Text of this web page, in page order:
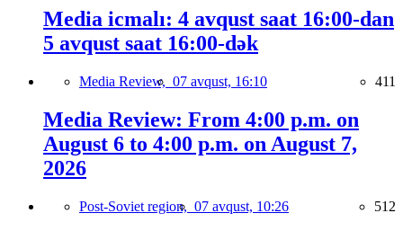
Media icmalı: 4 avqust saat 16:00-dan
5 avqust saat 16:00-dək
Media Review, 07 avqust, 16:10 411
Media Review: From 4:00 p.m. on
August 6 to 4:00 p.m. on August 7,
2026
Post-Soviet region, 07 avqust, 10:26 512